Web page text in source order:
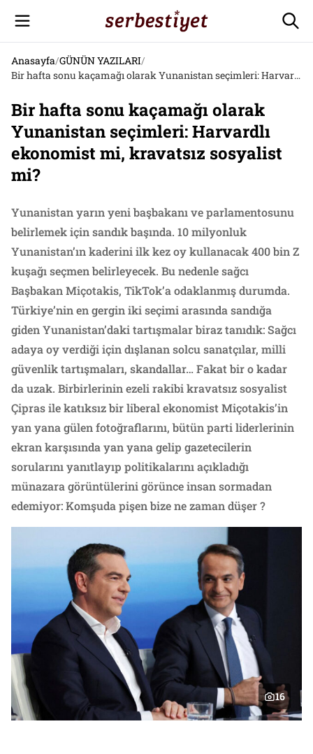
Anasayfa/GÜNÜN YAZILARI/
Bir hafta sonu kaçamağı olarak Yunanistan seçimleri: Harvardlı ekonomist mi, kravatsız sosyalist mi?
Bir hafta sonu kaçamağı olarak
Yunanistan seçimleri: Harvardlı
ekonomist mi, kravatsız sosyalist
mi?
Yunanistan yarın yeni başbakanı ve parlamentosunu
belirlemek için sandık başında. 10 milyonluk
Yunanistan’ın kaderini ilk kez oy kullanacak 400 bin Z
kuşağı seçmen belirleyecek. Bu nedenle sağcı
Başbakan Miçotakis, TikTok’a odaklanmış durumda.
Türkiye’nin en gergin iki seçimi arasında sandığa
giden Yunanistan’daki tartışmalar biraz tanıdık: Sağcı
adaya oy verdiği için dışlanan solcu sanatçılar, milli
güvenlik tartışmaları, skandallar… Fakat bir o kadar
da uzak. Birbirlerinin ezeli rakibi kravatsız sosyalist
Çipras ile katıksız bir liberal ekonomist Miçotakis’in
yan yana gülen fotoğraflarını, bütün parti liderlerinin
ekran karşısında yan yana gelip gazetecilerin
sorularını yanıtlayıp politikalarını açıkladığı
münazara görüntülerini görünce insan sormadan
edemiyor: Komşuda pişen bize ne zaman düşer ?
16